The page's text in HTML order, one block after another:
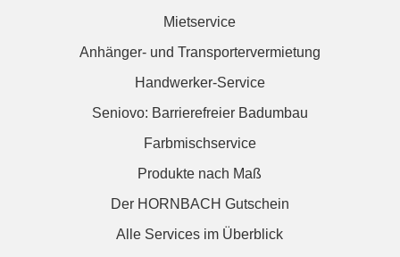
Mietservice
Anhänger- und Transportervermietung
Handwerker-Service
Seniovo: Barrierefreier Badumbau
Farbmischservice
Produkte nach Maß
Der HORNBACH Gutschein
Alle Services im Überblick